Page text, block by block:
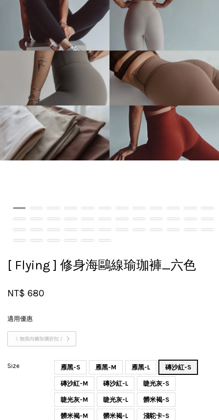
[ Flying ] 修身海鷗線瑜珈褲_六色
NT$ 680
適用優惠
\ 無痕內褲加價折扣 /
Size 雁黑-S 雁黑-M 雁黑-L 磚沙紅-S
磚沙紅-M 磚沙紅-L 睫光灰-S
睫光灰-M 睫光灰-L 髒米褐-S
髒米褐-M 髒米褐-L 淺駝卡-S